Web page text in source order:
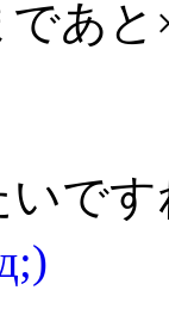
であ
いです